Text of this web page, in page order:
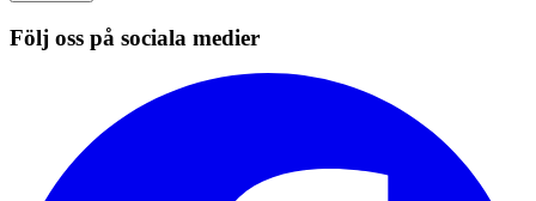
Följ oss på sociala medier